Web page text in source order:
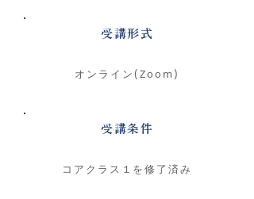
​受講形式
オンライン(Zoom)
​受講条件
コアクラス１を修了済み